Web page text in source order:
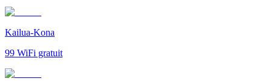
Kailua-Kona
99 WiFi gratuit